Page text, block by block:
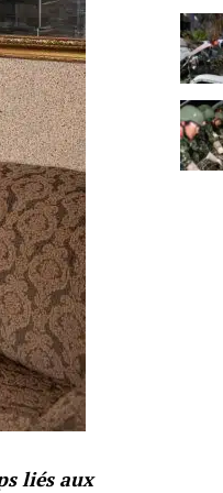
liés aux